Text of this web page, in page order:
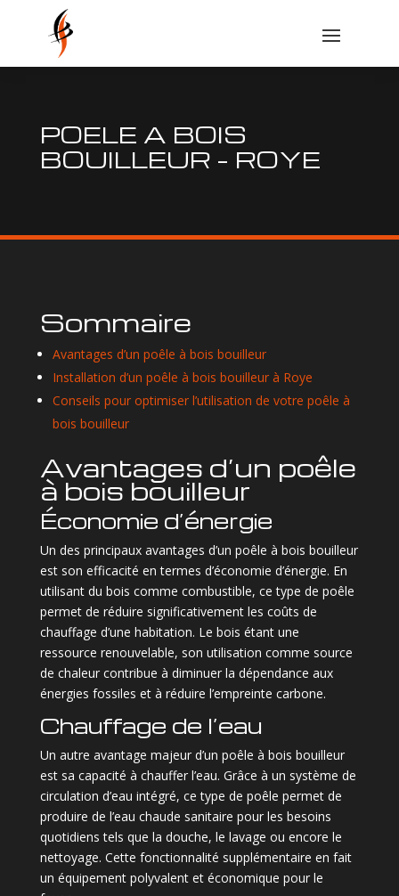
POELE A BOIS
BOUILLEUR – ROYE
Sommaire
Avantages d’un poêle à bois bouilleur
Installation d’un poêle à bois bouilleur à Roye
Conseils pour optimiser l’utilisation de votre poêle à
bois bouilleur
Avantages d’un poêle
à bois bouilleur
Économie d’énergie
Un des principaux avantages d’un poêle à bois bouilleur
est son efficacité en termes d’économie d’énergie. En
utilisant du bois comme combustible, ce type de poêle
permet de réduire significativement les coûts de
chauffage d’une habitation. Le bois étant une
ressource renouvelable, son utilisation comme source
de chaleur contribue à diminuer la dépendance aux
énergies fossiles et à réduire l’empreinte carbone.
Chauffage de l’eau
Un autre avantage majeur d’un poêle à bois bouilleur
est sa capacité à chauffer l’eau. Grâce à un système de
circulation d’eau intégré, ce type de poêle permet de
produire de l’eau chaude sanitaire pour les besoins
quotidiens tels que la douche, le lavage ou encore le
nettoyage. Cette fonctionnalité supplémentaire en fait
un équipement polyvalent et économique pour le